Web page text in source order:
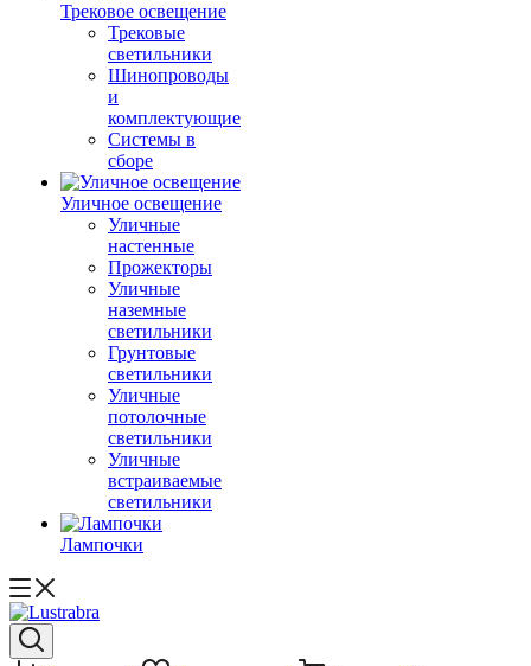
Трековое освещение
Трековые
светильники
Шинопроводы
и
комплектующие
Системы в
сборе
Уличное освещение
Уличные
настенные
Прожекторы
Уличные
наземные
светильники
Грунтовые
светильники
Уличные
потолочные
светильники
Уличные
встраиваемые
светильники
Лампочки